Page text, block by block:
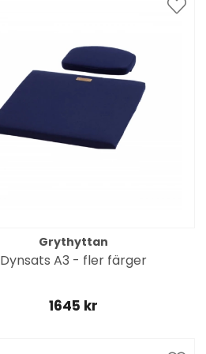
Grythyttan
Dynsats A3 - fler färger
1645 kr